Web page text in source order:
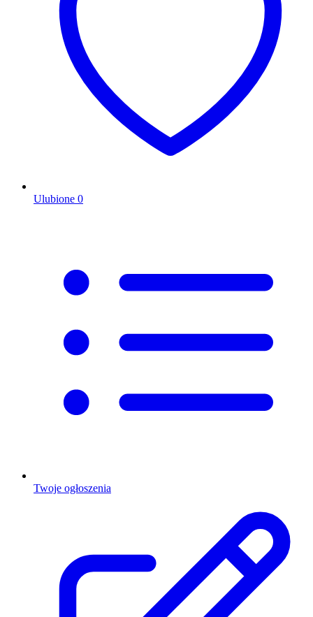
Ulubione 0
Twoje ogłoszenia